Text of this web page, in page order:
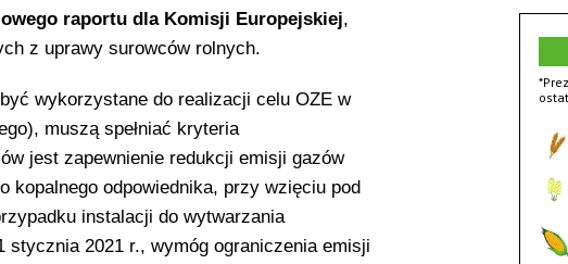
raportu dla Komisji Europejskiej,
z uprawy surowców rolnych.
wykorzystane do realizacji celu OZE w
muszą spełniać kryteria
jest zapewnienie redukcji emisji gazów
kopalnego odpowiednika, przy wzięciu pod
instalacji do wytwarzania
stycznia 2021 r., wymóg ograniczenia emisji